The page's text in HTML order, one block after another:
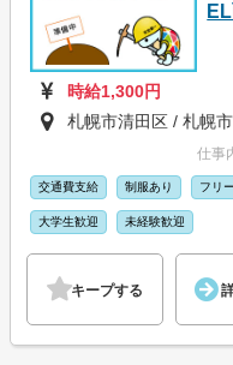
時給1,300円
札幌市清田区 / 札幌
仕事
交通費支給 制服あり フリ
大学生歓迎 未経験歓迎
キープする